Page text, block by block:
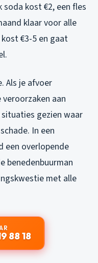
soda kost €2, een fles
klaar voor alle
€3-5 en gaat
Als je afvoer
aan
gezien waar
In een
een overlopende
benedenbuurman
met alle
88 18